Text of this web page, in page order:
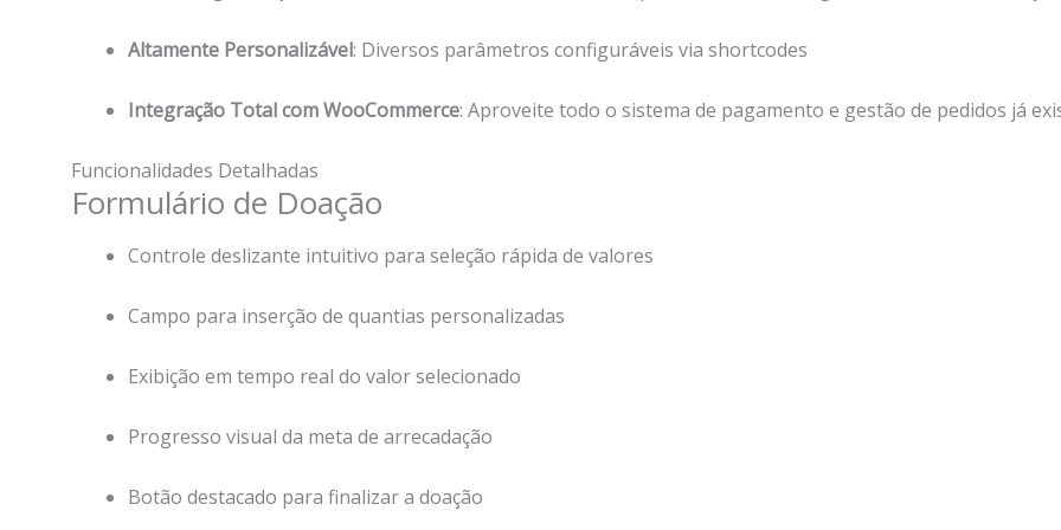
Altamente Personalizável: Diversos parâmetros configuráveis via shortcodes
Integração Total com WooCommerce: Aproveite todo o sistema de pagamento e gestão de pedidos já
Funcionalidades Detalhadas
Formulário de Doação
Controle deslizante intuitivo para seleção rápida de valores
Campo para inserção de quantias personalizadas
Exibição em tempo real do valor selecionado
Progresso visual da meta de arrecadação
Botão destacado para finalizar a doação